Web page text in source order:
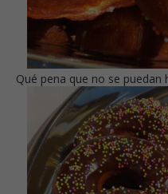
Qué pena que no se puedan